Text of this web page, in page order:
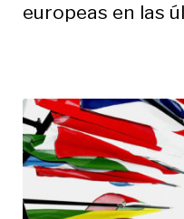
europeas en las